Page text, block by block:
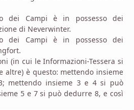
dei Campi è in possesso dei
di Neverwinter.
dei Campi è in possesso dei
(in cui le Informazioni-Tessera si
altre) è questo: mettendo insieme
mettendo insieme 3 e 4 si può
5 e 7 si può dedurre 8, e così